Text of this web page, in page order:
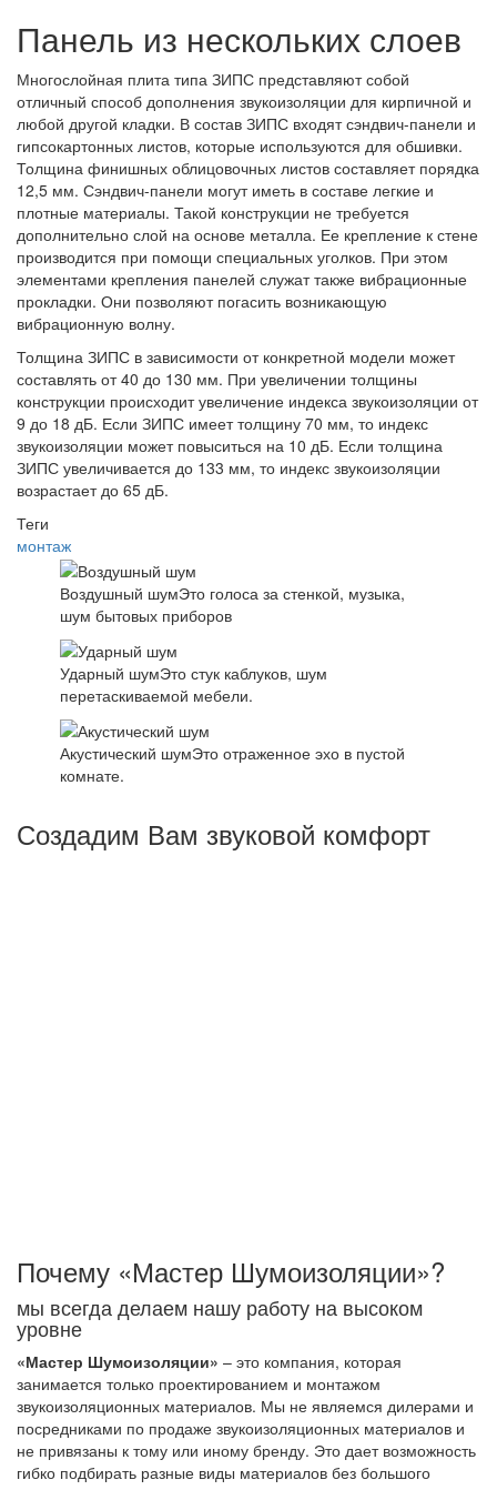
Панель из нескольких слоев
Многослойная плита типа ЗИПС представляют собой
отличный способ дополнения звукоизоляции для кирпичной и
любой другой кладки. В состав ЗИПС входят сэндвич-панели и
гипсокартонных листов, которые используются для обшивки.
Толщина финишных облицовочных листов составляет порядка
12,5 мм. Сэндвич-панели могут иметь в составе легкие и
плотные материалы. Такой конструкции не требуется
дополнительно слой на основе металла. Ее крепление к стене
производится при помощи специальных уголков. При этом
элементами крепления панелей служат также вибрационные
прокладки. Они позволяют погасить возникающую
вибрационную волну.
Толщина ЗИПС в зависимости от конкретной модели может
составлять от 40 до 130 мм. При увеличении толщины
конструкции происходит увеличение индекса звукоизоляции от
9 до 18 дБ. Если ЗИПС имеет толщину 70 мм, то индекс
звукоизоляции может повыситься на 10 дБ. Если толщина
ЗИПС увеличивается до 133 мм, то индекс звукоизоляции
возрастает до 65 дБ.
Теги
монтаж
Воздушный шумЭто голоса за стенкой, музыка,
шум бытовых приборов
Ударный шумЭто стук каблуков, шум
перетаскиваемой мебели.
Акустический шумЭто отраженное эхо в пустой
комнате.
Создадим Вам звуковой комфорт
Почему «Мастер Шумоизоляции»?
мы всегда делаем нашу работу на высоком
уровне
«Мастер Шумоизоляции» – это компания, которая
занимается только проектированием и монтажом
звукоизоляционных материалов. Мы не являемся дилерами и
посредниками по продаже звукоизоляционных материалов и
не привязаны к тому или иному бренду. Это дает возможность
гибко подбирать разные виды материалов без большого